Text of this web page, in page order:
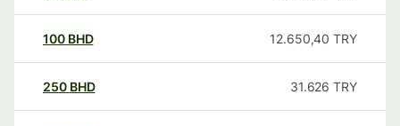
100 BHD 12.650,40 TRY
250 BHD 31.626 TRY